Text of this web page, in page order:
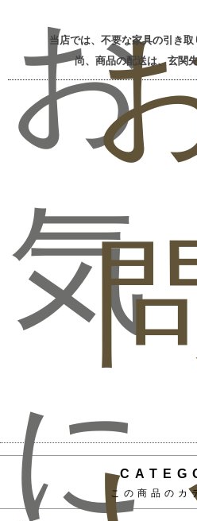
お
気
に
当店では、不要な家具の引き取
尚、商品の配送は、玄関
この商品のカ